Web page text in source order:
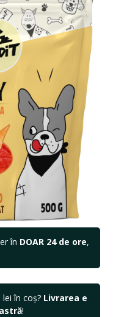
în DOAR 24 de ore,
lei în coș? Livrarea e
!